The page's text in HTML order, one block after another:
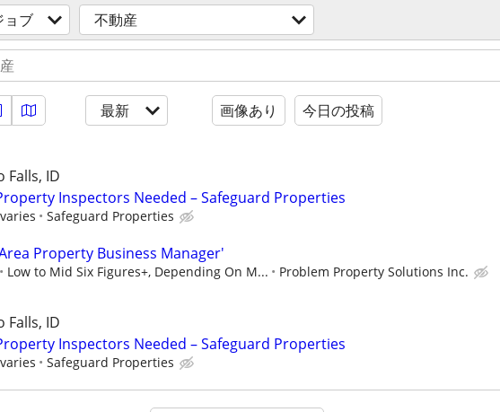
ョブ 不動産
最新 画像あり 今日の投稿
Falls, ID
Inspectors Needed – Safeguard Properties
varies Safeguard Properties
Property Business Manager'
Low to Mid Six Figures+, Depending On M... Problem Property Solutions Inc.
Falls, ID
Inspectors Needed – Safeguard Properties
varies Safeguard Properties